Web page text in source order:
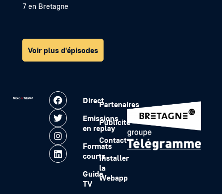
7 en Bretagne
Voir plus d'épisodes
Direct
Emissions
en replay
Formats
courts
Guide
TV
Partenaires
Publicité
Contact
Installer
la
Webapp